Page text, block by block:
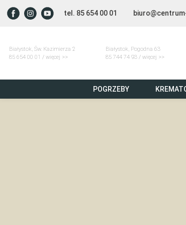
tel. 85 654 00 01
Białystok, Św. Kazimierza 2
85 654 00 01 / więcej >>
Białystok, Pogodna 63
85 744 74 93 / więcej >>
POGRZEBY